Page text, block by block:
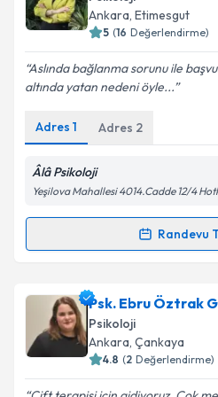
takvim hazırlandığında e-
Kişisel verilerimin
Metni'ni okudum ve
kapsamda işlenmesini
Takvim
Ankara, Etimesgut
5 (16 Değerlendirme)
Aslında bağlanma sorunu ile
altında yatan nedeni öyle...
Adres 1 Adres 2
Âlâ Psikoloji
Yeşilova Mahallesi 4014.Cadde 12/4
Randevu
Randevu Takvimi
Psk. Zişan Topçuoğlu
talebi oluşturun. Size bu
için bir takvim
bilgilendireceğiz.
E-posta Adresiniz
Psk. Ebru Öztrak
Psikoloji
Ankara, Çankaya
4.8 (2 Değerlendirme)